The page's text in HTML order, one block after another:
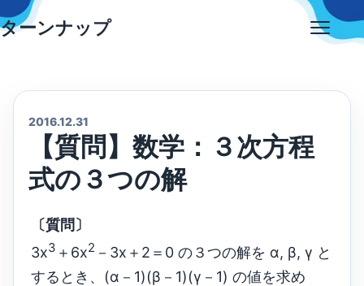
Skip
to
ターンナップ
2016.12.31
【質問】数学：３次方程
式の３つの解
〔質問〕
3x3 ＋6x2 －3x＋2＝0 の３つの解を α, β, γ と
するとき、(α－1)(β－1)(γ－1) の値を求め